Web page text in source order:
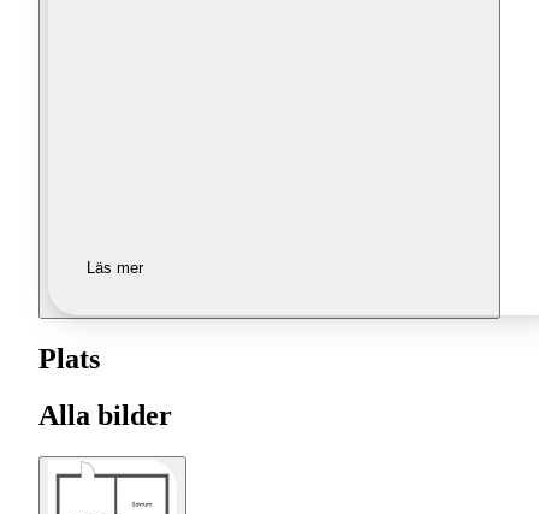
Läs mer
Plats
Alla bilder